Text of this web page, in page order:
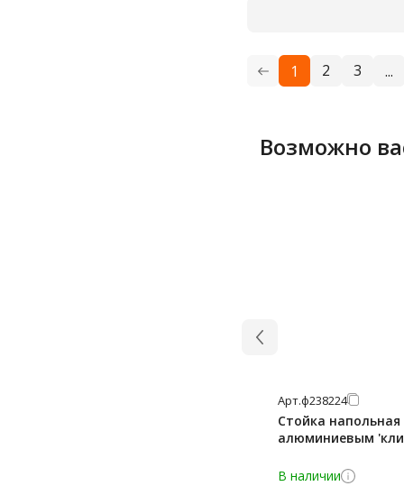
1 2 3 ...
Возможно
Арт.ф238224
Стойка
алюминиевым
В наличии